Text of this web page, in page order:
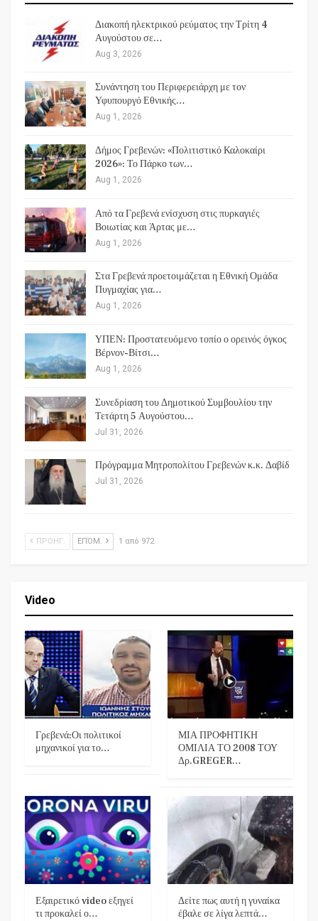
Διακοπή ηλεκτρικού ρεύματος την Τρίτη 4
Αυγούστου σε…
Aug 3, 2026
Συνάντηση του Περιφερειάρχη με τον
Υφυπουργό Εθνικής…
Aug 1, 2026
Δήμος Γρεβενών: «Πολιτιστικό Καλοκαίρι
2026»: Το Πάρκο των…
Aug 1, 2026
Από τα Γρεβενά ενίσχυση στις πυρκαγιές
Βοιωτίας και Άρτας με…
Aug 1, 2026
Στα Γρεβενά προετοιμάζεται η Εθνική Ομάδα
Πυγμαχίας για…
Aug 1, 2026
ΥΠΕΝ: Προστατευόμενο τοπίο ο ορεινός όγκος
Βέρνον-Βίτσι…
Aug 1, 2026
Συνεδρίαση του Δημοτικού Συμβουλίου την
Τετάρτη 5 Αυγούστου…
Jul 31, 2026
Πρόγραμμα Μητροπολίτου Γρεβενών κ.κ. Δαβίδ
Jul 31, 2026
ΠΡΟΗΓ. ΕΠΌΜ. 1 από 972
Video
Γρεβενά:Οι πολιτικοί
μηχανικοί για το…
ΜΙΑ ΠΡΟΦΗΤΙΚΗ
ΟΜΙΛΙΑ ΤΟ 2008 ΤΟΥ
Δρ.GREGER…
Εξαιρετικό video εξηγεί
τι προκαλεί ο…
Δείτε πως αυτή η γυναίκα
έβαλε σε λίγα λεπτά…